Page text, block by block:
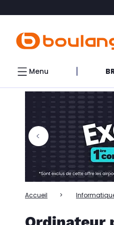
Accéder directement au
Menu
Accueil